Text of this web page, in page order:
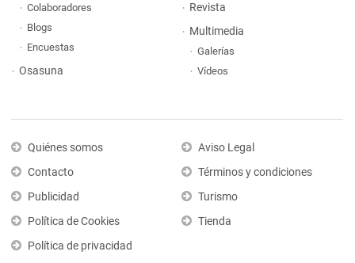
Colaboradores
Blogs
Encuestas
Osasuna
Revista
Multimedia
Galerías
Vídeos
Quiénes somos
Contacto
Publicidad
Política de Cookies
Política de privacidad
Aviso Legal
Términos y condiciones
Turismo
Tienda